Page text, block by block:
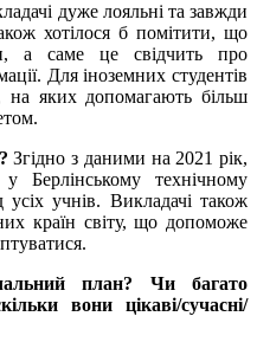
дуже лояльні та завжди
хотілося б помітити, що
а саме це свідчить про
Для іноземних студентів
на яких допомагають більш
Згідно з даними на 2021 рік,
у Берлінському технічному
усіх учнів. Викладачі також
країн світу, що допоможе
план? Чи багато
вони цікаві/сучасні/